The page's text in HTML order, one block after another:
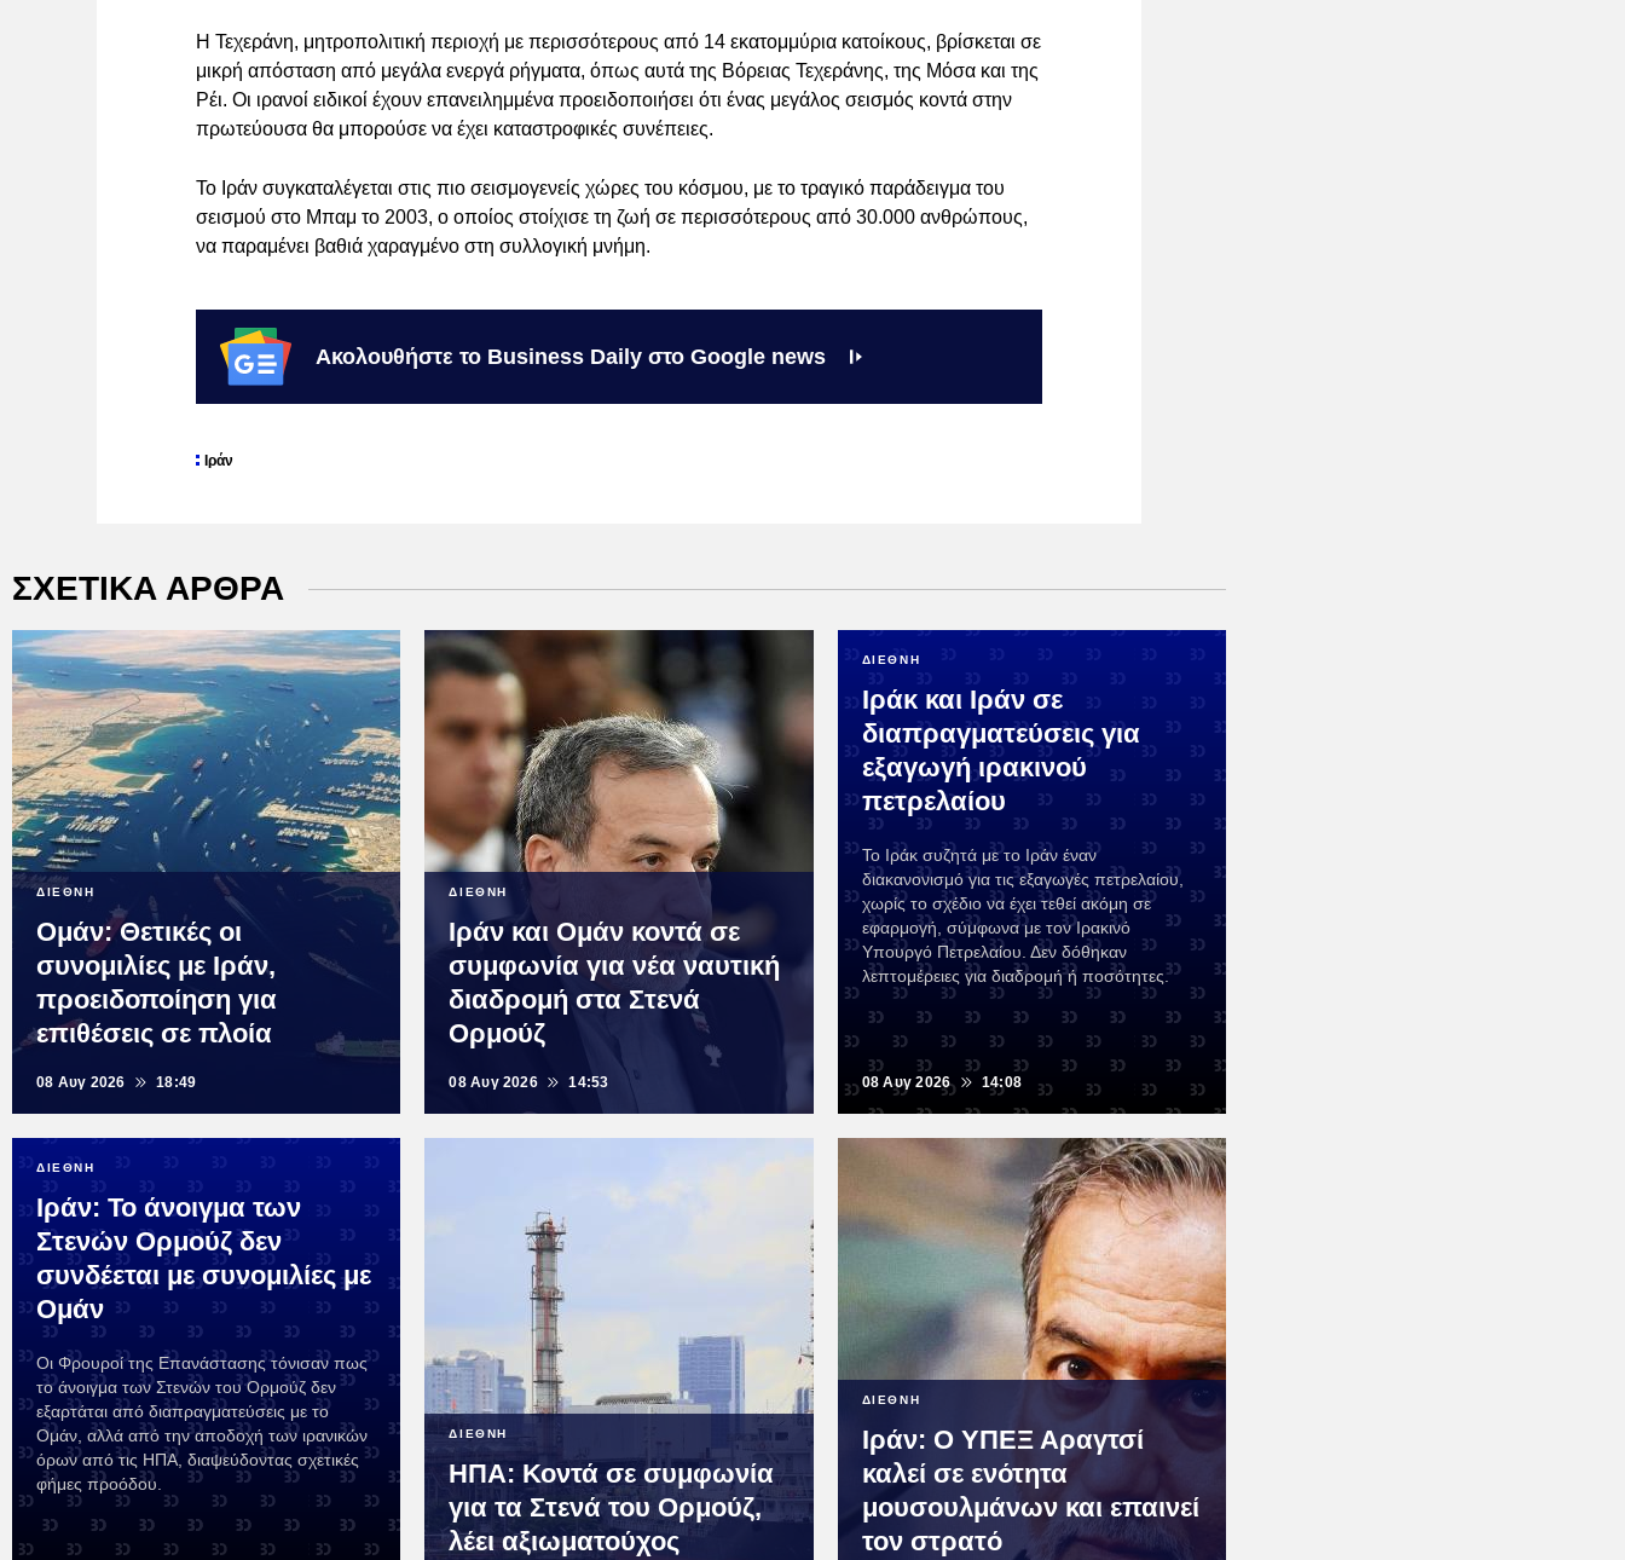
Η Τεχεράνη, μητροπολιτική περιοχή με περισσότερους από 14 εκατομμύρια κατοίκους, βρίσκεται σε
μικρή απόσταση από μεγάλα ενεργά ρήγματα, όπως αυτά της Βόρειας Τεχεράνης, της Μόσα και της
Ρέι. Οι ιρανοί ειδικοί έχουν επανειλημμένα προειδοποιήσει ότι ένας μεγάλος σεισμός κοντά στην
πρωτεύουσα θα μπορούσε να έχει καταστροφικές συνέπειες.
Το Ιράν συγκαταλέγεται στις πιο σεισμογενείς χώρες του κόσμου, με το τραγικό παράδειγμα του
σεισμού στο Μπαμ το 2003, ο οποίος στοίχισε τη ζωή σε περισσότερους από 30.000 ανθρώπους,
να παραμένει βαθιά χαραγμένο στη συλλογική μνήμη.
Ακολουθήστε το Business Daily στο Google news
Ιράν
ΣΧΕΤΙΚΑ ΑΡΘΡΑ
ΔΙΕΘΝΗ
Ομάν: Θετικές οι
συνομιλίες με Ιράν,
προειδοποίηση για
επιθέσεις σε πλοία
08 Αυγ 2026 18:49
ΔΙΕΘΝΗ
Ιράν και Ομάν κοντά σε
συμφωνία για νέα ναυτική
διαδρομή στα Στενά
Ορμούζ
08 Αυγ 2026 14:53
ΔΙΕΘΝΗ
Ιράκ και Ιράν σε
διαπραγματεύσεις για
εξαγωγή ιρακινού
πετρελαίου
Το Ιράκ συζητά με το Ιράν έναν
διακανονισμό για τις εξαγωγές πετρελαίου,
χωρίς το σχέδιο να έχει τεθεί ακόμη σε
εφαρμογή, σύμφωνα με τον Ιρακινό
Υπουργό Πετρελαίου. Δεν δόθηκαν
λεπτομέρειες για διαδρομή ή ποσότητες.
08 Αυγ 2026 14:08
ΔΙΕΘΝΗ
Ιράν: Το άνοιγμα των
Στενών Ορμούζ δεν
συνδέεται με συνομιλίες με
Ομάν
Οι Φρουροί της Επανάστασης τόνισαν πως
το άνοιγμα των Στενών του Ορμούζ δεν
εξαρτάται από διαπραγματεύσεις με το
Ομάν, αλλά από την αποδοχή των ιρανικών
όρων από τις ΗΠΑ, διαψεύδοντας σχετικές
φήμες προόδου.
ΔΙΕΘΝΗ
ΗΠΑ: Κοντά σε συμφωνία
για τα Στενά του Ορμούζ,
λέει αξιωματούχος
ΔΙΕΘΝΗ
Ιράν: Ο ΥΠΕΞ Αραγτσί
καλεί σε ενότητα
μουσουλμάνων και επαινεί
τον στρατό